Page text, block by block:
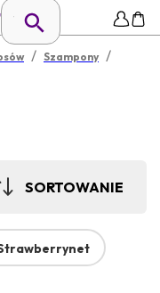
/ Szampony /
SORTOWANIE